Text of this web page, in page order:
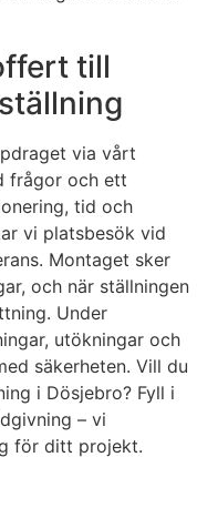
till
via vårt
frågor och ett
tid och
vi platsbesök vid
Montaget sker
och när ställningen
Under
utökningar och
säkerheten. Vill du
i Dösjebro? Fyll i
– vi
för ditt projekt.